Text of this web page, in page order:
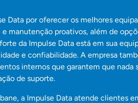
Data por oferecer os melhores
manutenção proativos, além de
da Impulse Data está em sua
e confiabilidade. A empresa
internos que garantem que nada
de suporte.
a Impulse Data atende clientes